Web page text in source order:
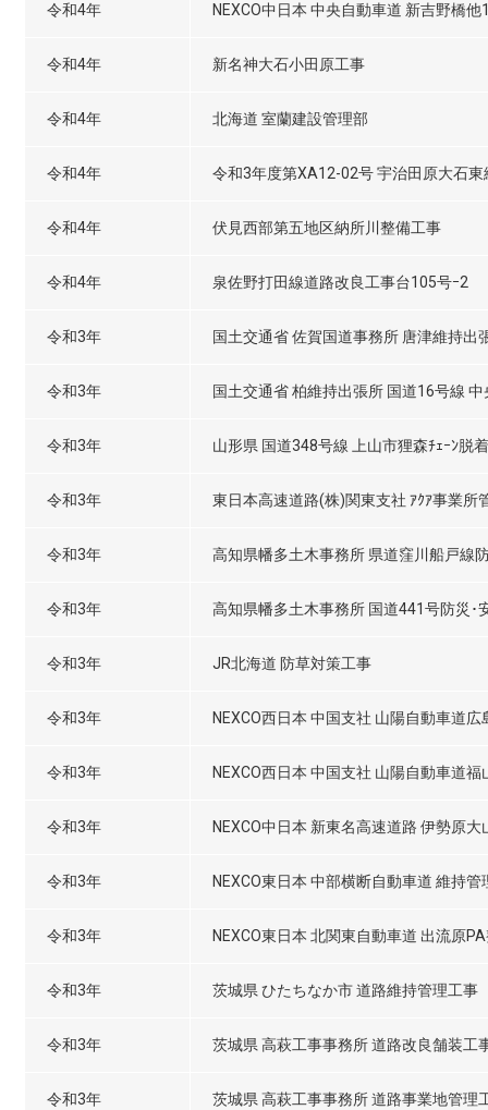
令和4年 NEXCO中日本 中央自動車道 新吉野橋
令和4年 新名神大石小田原工事
令和4年 北海道 室蘭建設管理部
令和4年 令和3年度第XA12-02号 宇治田原大石
令和4年 伏見西部第五地区納所川整備工事
令和4年 泉佐野打田線道路改良工事台105号ｰ2
令和3年 国土交通省 佐賀国道事務所 唐津維持
令和3年 国土交通省 柏維持出張所 国道16号線
令和3年 山形県 国道348号線 上山市狸森ﾁｪｰﾝ脱
令和3年 東日本高速道路(株)関東支社 ｱｸｱ事業所
令和3年 高知県幡多土木事務所 県道窪川船戸線
令和3年 高知県幡多土木事務所 国道441号防災･
令和3年 JR北海道 防草対策工事
令和3年 NEXCO西日本 中国支社 山陽自動車道
令和3年 NEXCO西日本 中国支社 山陽自動車道
令和3年 NEXCO中日本 新東名高速道路 伊勢原大
令和3年 NEXCO東日本 中部横断自動車道 維持管
令和3年 NEXCO東日本 北関東自動車道 出流原
令和3年 茨城県 ひたちなか市 道路維持管理工事
令和3年 茨城県 高萩工事事務所 道路改良舗装工
令和3年 茨城県 高萩工事事務所 道路事業地管理